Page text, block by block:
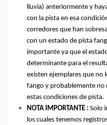
lluvia) anteriormente y
con la pista en esa
corredores que han
con un estado de pista
importante ya que el
determinante para el
existen ejemplares que no
fango y probablemente no
estas condiciones de pista.
NOTA IMPORTANTE : Solo
los cuales tenemos